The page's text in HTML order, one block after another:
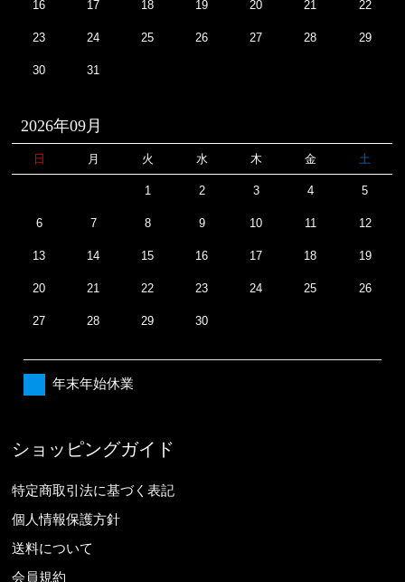
16 17 18 19 20 21 22
23 24 25 26 27 28 29
30 31
2026年09月
日 月 火 水 木 金 土
1 2 3 4 5
6 7 8 9 10 11 12
13 14 15 16 17 18 19
20 21 22 23 24 25 26
27 28 29 30
年末年始休業
ショッピングガイド
特定商取引法に基づく表記
個人情報保護方針
送料について
会員規約